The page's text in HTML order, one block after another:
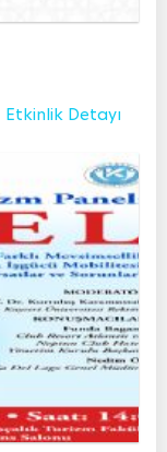
Etkinlik Detayı